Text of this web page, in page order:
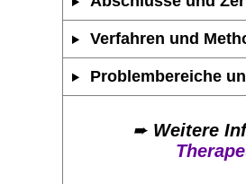
Verfahren und
Problembereiche
➨ Weitere